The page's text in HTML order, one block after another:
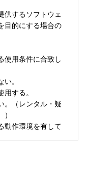
供するソフトウェ
目的にする場合の
使用条件に合致し
い。
用する。
。（レンタル・疑
）
動作環境を有して